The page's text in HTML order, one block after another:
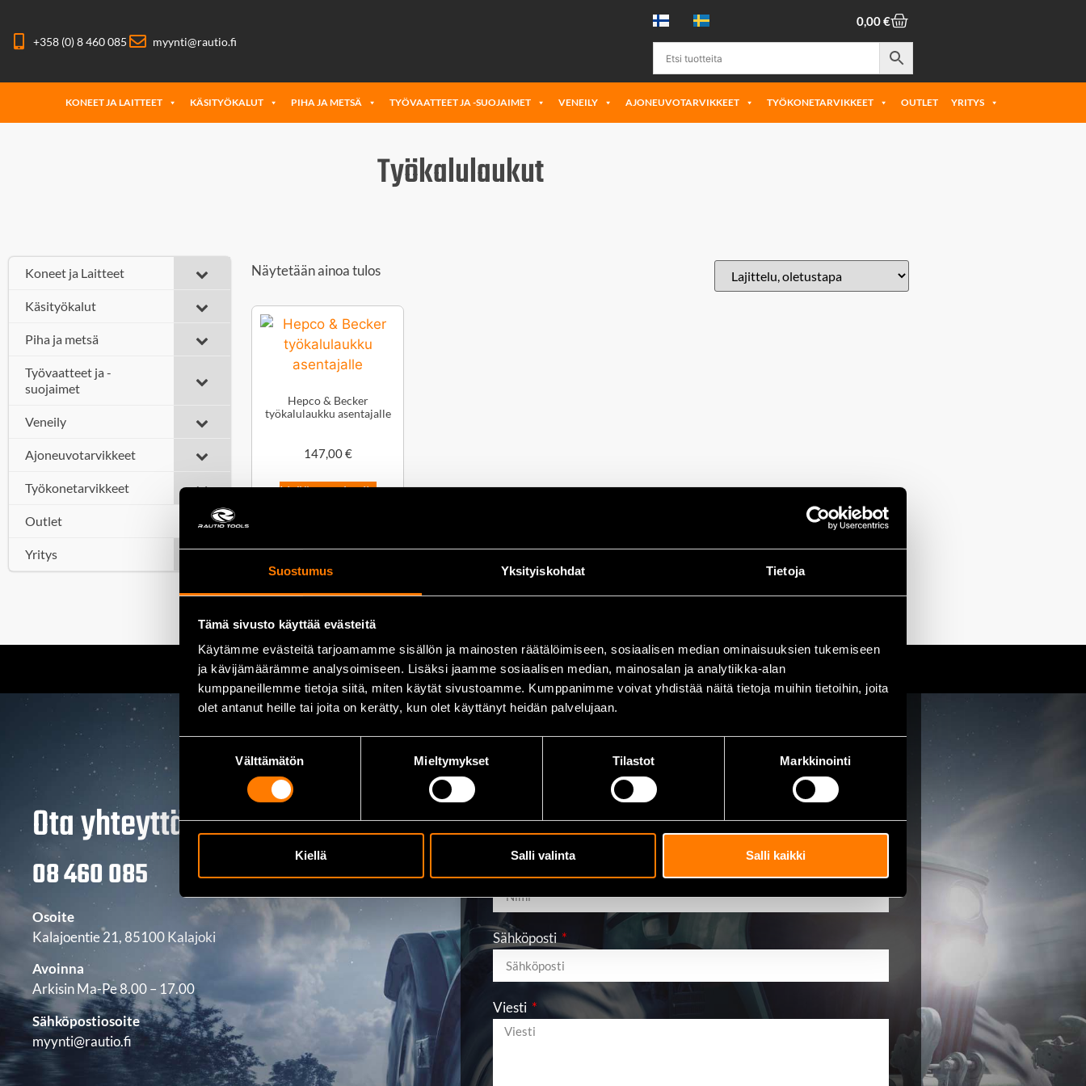
Suostumus Yksityiskohdat Tietoja
Tämä sivusto käyttää evästeitä
Käytämme evästeitä tarjoamamme sisällön ja mainosten räätälöimiseen, sosiaalisen median ominaisuuksien tukemiseen
ja kävijämäärämme analysoimiseen. Lisäksi jaamme sosiaalisen median, mainosalan ja analytiikka-alan
kumppaneillemme tietoja siitä, miten käytät sivustoamme. Kumppanimme voivat yhdistää näitä tietoja muihin tietoihin, joita
olet antanut heille tai joita on kerätty, kun olet käyttänyt heidän palvelujaan.
Välttämätön Mieltymykset Tilastot Markkinointi
Kiellä Salli valinta Salli kaikki
+358 (0) 8 460 085 myynti@rautio.fi
0,00€
KONEET JA LAITTEET KÄSITYÖKALUT PIHA JA METSÄ TYÖVAATTEET JA -SUOJAIMET VENEILY AJONEUVOTARVIKKEET TYÖKONETARVIKKEET OUTLET YRITYS
Työkalulaukut
Koneet ja Laitteet
Käsityökalut
Piha ja metsä
Työvaatteet ja -
suojaimet
Veneily
Ajoneuvotarvikkeet
Työkonetarvikkeet
Outlet
Yritys
Näytetään ainoa tulos
Hepco & Becker
työkalulaukku asentajalle
147,00€
Lisää ostoskoriin
Ota yhteyttä
08 460 085
Osoite
Kalajoentie 21, 85100 Kalajoki
Avoinna
Arkisin Ma-Pe 8.00 – 17.00
Sähköpostiosoite
myynti@rautio.fi
Lähetä viesti
Sähköposti
Viesti